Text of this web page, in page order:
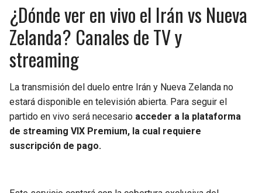
¿Dónde ver en vivo el Irán vs Nueva
Zelanda? Canales de TV y
streaming
La transmisión del duelo entre Irán y Nueva Zelanda no
estará disponible en televisión abierta. Para seguir el
partido en vivo será necesario acceder a la plataforma
de streaming VIX Premium, la cual requiere
suscripción de pago.